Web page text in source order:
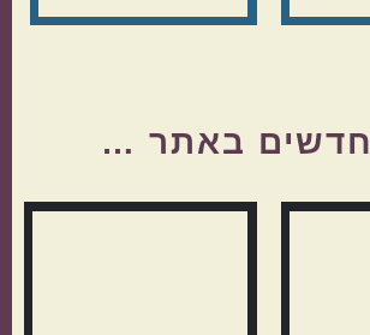
חדשים באתר …